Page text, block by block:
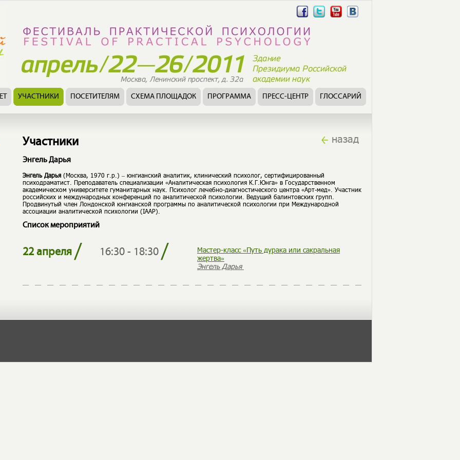
УЧАСТНИКИ ПОСЕТИТЕЛЯМ СХЕМА ПЛОЩАДОК ПРОГРАММА ПРЕСС-ЦЕНТР ГЛОССАРИЙ
назад
Участники
Энгель Дарья
Энгель Дарья (Москва, 1970 г.р.) – юнгианский аналитик, клинический психолог, сертифицированный
психодраматист. Преподаватель специализации «Аналитическая психология К.Г.Юнга» в Государственном
академическом университете гуманитарных наук. Психолог лечебно-диагностического центра «Арт-мед». Участник
российских и международных конференций по аналитической психологии. Ведущий балинтовских групп.
Продвинутый член Лондонской юнгианской программы по аналитической психологии при Международной
ассоциации аналитической психологии (IAAP).
Список мероприятий
22 апреля/ 16:30 - 18:30/
Мастер-класс «Путь дурака или сакральная
жертва»
Энгель Дарья